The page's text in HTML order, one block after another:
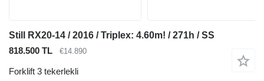
Still RX20-14 / 2016 / Triplex: 4.60m! / 271h / SS
818.500 TL
€14.890
Forklift 3 tekerlekli